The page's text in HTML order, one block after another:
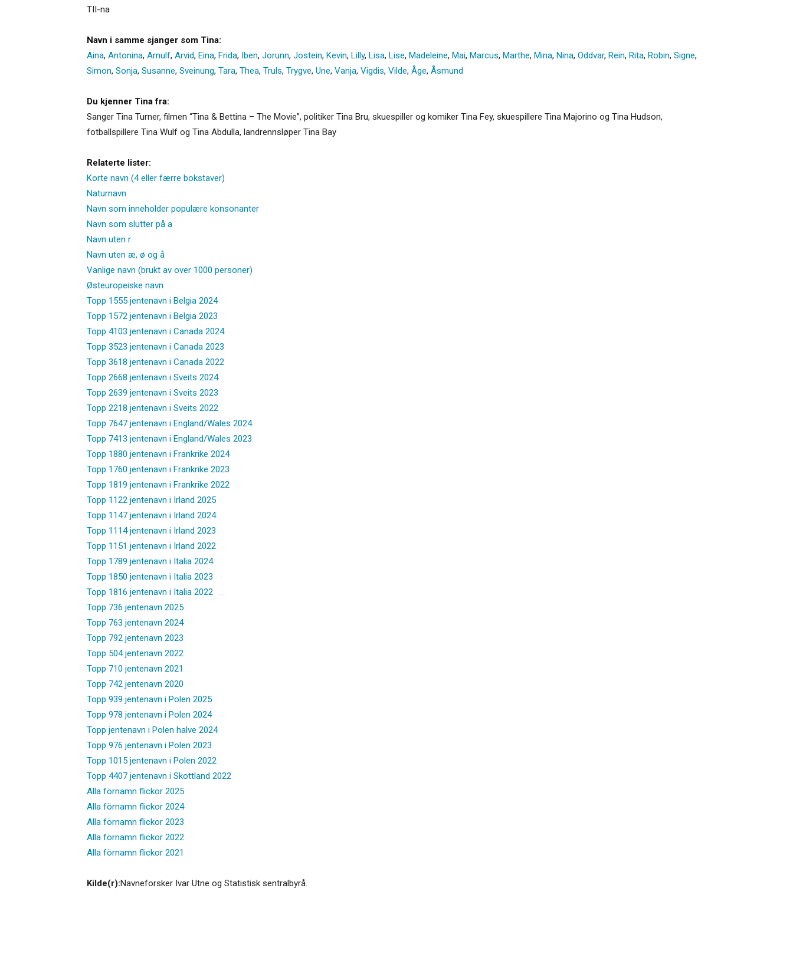
TII-na
Navn i samme sjanger som Tina:
Aina, Antonina, Arnulf, Arvid, Eina, Frida, Iben, Jorunn, Jostein, Kevin, Lilly, Lisa, Lise, Madeleine, Mai, Marcus, Marthe, Mina, Nina, Oddvar, Rein, Rita, Robin, Signe,
Simon, Sonja, Susanne, Sveinung, Tara, Thea, Truls, Trygve, Une, Vanja, Vigdis, Vilde, Åge, Åsmund
Du kjenner Tina fra:
Sanger Tina Turner, filmen “Tina & Bettina – The Movie”, politiker Tina Bru, skuespiller og komiker Tina Fey, skuespillere Tina Majorino og Tina Hudson,
fotballspillere Tina Wulf og Tina Abdulla, landrennsløper Tina Bay
Relaterte lister:
Korte navn (4 eller færre bokstaver)
Naturnavn
Navn som inneholder populære konsonanter
Navn som slutter på a
Navn uten r
Navn uten æ, ø og å
Vanlige navn (brukt av over 1000 personer)
Østeuropeiske navn
Topp 1555 jentenavn i Belgia 2024
Topp 1572 jentenavn i Belgia 2023
Topp 4103 jentenavn i Canada 2024
Topp 3523 jentenavn i Canada 2023
Topp 3618 jentenavn i Canada 2022
Topp 2668 jentenavn i Sveits 2024
Topp 2639 jentenavn i Sveits 2023
Topp 2218 jentenavn i Sveits 2022
Topp 7647 jentenavn i England/Wales 2024
Topp 7413 jentenavn i England/Wales 2023
Topp 1880 jentenavn i Frankrike 2024
Topp 1760 jentenavn i Frankrike 2023
Topp 1819 jentenavn i Frankrike 2022
Topp 1122 jentenavn i Irland 2025
Topp 1147 jentenavn i Irland 2024
Topp 1114 jentenavn i Irland 2023
Topp 1151 jentenavn i Irland 2022
Topp 1789 jentenavn i Italia 2024
Topp 1850 jentenavn i Italia 2023
Topp 1816 jentenavn i Italia 2022
Topp 736 jentenavn 2025
Topp 763 jentenavn 2024
Topp 792 jentenavn 2023
Topp 504 jentenavn 2022
Topp 710 jentenavn 2021
Topp 742 jentenavn 2020
Topp 939 jentenavn i Polen 2025
Topp 978 jentenavn i Polen 2024
Topp jentenavn i Polen halve 2024
Topp 976 jentenavn i Polen 2023
Topp 1015 jentenavn i Polen 2022
Topp 4407 jentenavn i Skottland 2022
Alla förnamn flickor 2025
Alla förnamn flickor 2024
Alla förnamn flickor 2023
Alla förnamn flickor 2022
Alla förnamn flickor 2021
Kilde(r):Navneforsker Ivar Utne og Statistisk sentralbyrå.